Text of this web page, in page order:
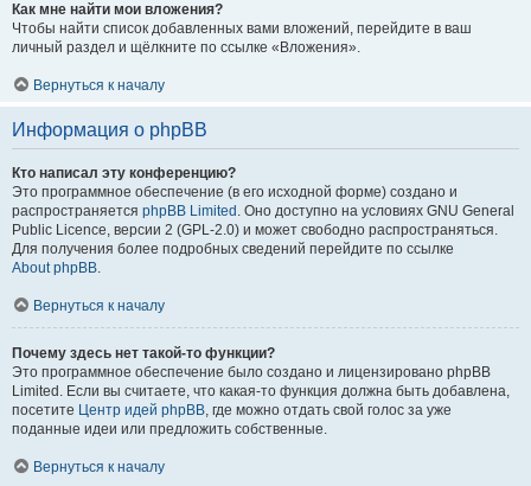
Как мне найти мои вложения?
Чтобы найти список добавленных вами вложений, перейдите в ваш
личный раздел и щёлкните по ссылке «Вложения».
Вернуться к началу
Информация о phpBB
Кто написал эту конференцию?
Это программное обеспечение (в его исходной форме) создано и
распространяется phpBB Limited . Оно доступно на условиях GNU General
Public Licence, версии 2 (GPL-2.0) и может свободно распространяться.
Для получения более подробных сведений перейдите по ссылке
About phpBB.
Вернуться к началу
Почему здесь нет такой-то функции?
Это программное обеспечение было создано и лицензировано phpBB
Limited. Если вы считаете, что какая-то функция должна быть добавлена,
посетите Центр идей phpBB, где можно отдать свой голос за уже
поданные идеи или предложить собственные.
Вернуться к началу